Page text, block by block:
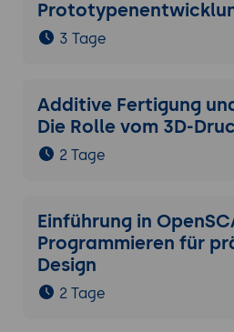
3 Tage
Additive Fertigung
Die Rolle vom 3D-
2 Tage
Einführung in
Programmieren für
Design
2 Tage